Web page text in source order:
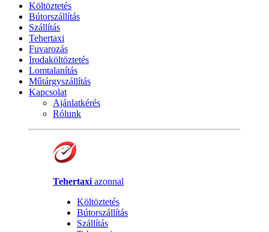
Költöztetés
Bútorszállítás
Szállítás
Tehertaxi
Fuvarozás
Irodaköltöztetés
Lomtalanítás
Műtárgyszállítás
Kapcsolat
Ajánlatkérés
Rólunk
Tehertaxi azonnal
Költöztetés
Bútorszállítás
Szállítás